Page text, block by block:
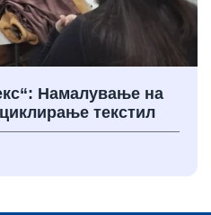
Намалување на
текстил